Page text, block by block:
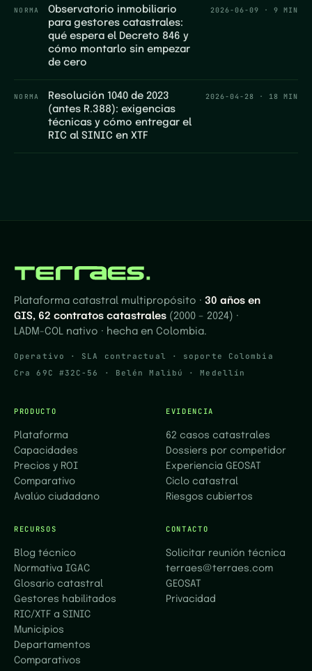
NORMA
Observatorio inmobiliario
para gestores catastrales:
qué espera el Decreto 846 y
cómo montarlo sin empezar
de cero
2026-06-09 · 9 MIN
NORMA
Resolución 1040 de 2023
(antes R.388): exigencias
técnicas y cómo entregar el
RIC al SINIC en XTF
2026-04-28 · 18 MIN
Plataforma catastral multipropósito · 30 años en
GIS, 62 contratos catastrales (2000 – 2024) ·
LADM-COL nativo · hecha en Colombia.
Operativo · SLA contractual · soporte Colombia
Cra 69C #32C-56 · Belén Malibú · Medellín
PRODUCTO
Plataforma
Capacidades
Precios y ROI
Comparativo
Avalúo ciudadano
EVIDENCIA
62 casos catastrales
Dossiers por competidor
Experiencia GEOSAT
Ciclo catastral
Riesgos cubiertos
RECURSOS
Blog técnico
Normativa IGAC
Glosario catastral
Gestores habilitados
RIC/XTF a SINIC
Municipios
Departamentos
Comparativos
CONTACTO
Solicitar reunión técnica
terraes@terraes.com
GEOSAT
Privacidad